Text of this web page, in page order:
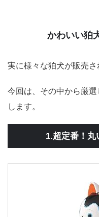
かわいい狛
実に様々な狛犬が販売さ
今回は、その中から厳
します。
1.超定番！丸